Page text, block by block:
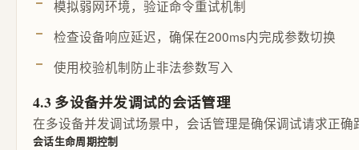
模拟弱网环境，验证命令重试机制
检查设备响应延迟，确保在200ms内完成参数切换
使用校验机制防止非法参数写入
4.3 多设备并发调试的会话管理
在多设备并发调试场景中，会话管理是确保调试请求正
会话生命周期控制